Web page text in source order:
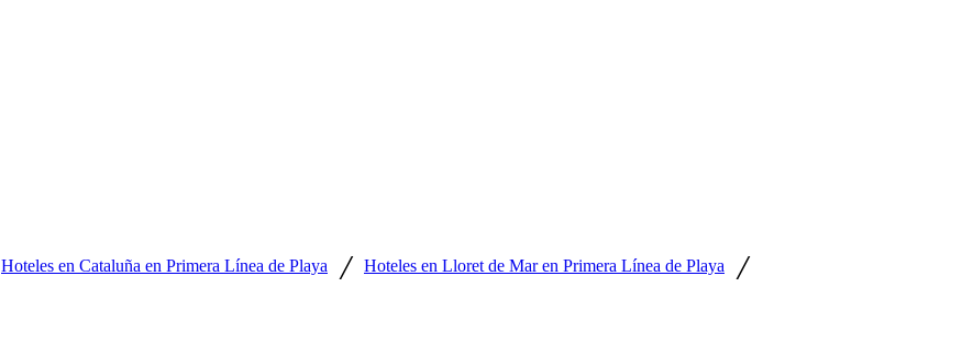
Hoteles en Cataluña en Primera Línea de Playa / Hoteles en Lloret de Mar en Primera Línea de Playa /